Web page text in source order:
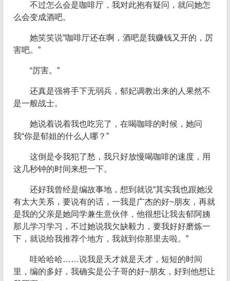
不过怎么会是咖啡厅，我对此抱有疑问，就问她怎
么会变成酒吧。
她笑笑说“咖啡厅还在啊，酒吧是我赚钱又开的，厉
害吧。”
“厉害。”
还真是强将手下无弱兵，郁妃调教出来的人果然不
是一般战士。
她说着说着我也吃完了，在喝咖啡的时候，她问
我“你是郁姐的什么人哪？”
这倒是令我犯了愁，我只好放慢喝咖啡的速度，用
这几秒钟的时间来想一下。
还好我曾经是编故事地，想到就说“其实我也跟她没
有太大关系，要说有的话，一我是广杰的好~朋友，再就
是我的父亲是她同学兼生意伙伴，他很想让我去郁阿姨
那儿学习学习，不过她说我欠缺毅力，要我好好磨炼一
下，就说给我推荐个地方，我就到你那里去啦。”
哇哈哈哈……说我是天才就是天才，短短的时间
里，编的多好，我确实是公子哥的好~朋友，好到他想让